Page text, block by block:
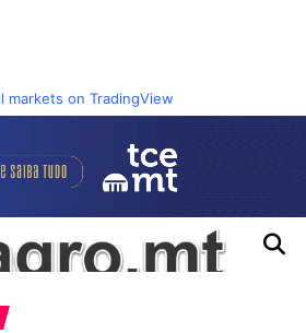
markets on TradingView